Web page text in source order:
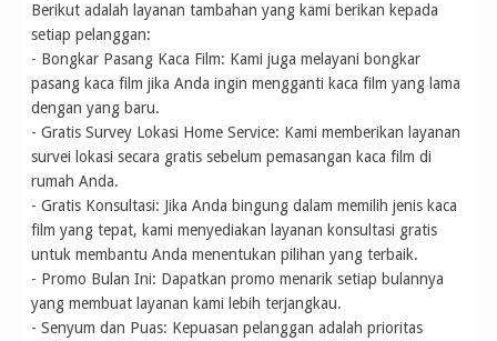
Berikut adalah layanan tambahan yang kami berikan kepada
setiap pelanggan:
- Bongkar Pasang Kaca Film: Kami juga melayani bongkar
pasang kaca film jika Anda ingin mengganti kaca film yang lama
dengan yang baru.
- Gratis Survey Lokasi Home Service: Kami memberikan layanan
survei lokasi secara gratis sebelum pemasangan kaca film di
rumah Anda.
- Gratis Konsultasi: Jika Anda bingung dalam memilih jenis kaca
film yang tepat, kami menyediakan layanan konsultasi gratis
untuk membantu Anda menentukan pilihan yang terbaik.
- Promo Bulan Ini: Dapatkan promo menarik setiap bulannya
yang membuat layanan kami lebih terjangkau.
- Senyum dan Puas: Kepuasan pelanggan adalah prioritas